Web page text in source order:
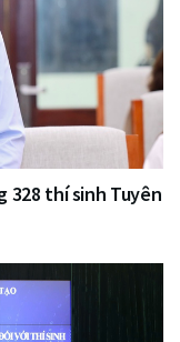
328 thí sinh Tuyên